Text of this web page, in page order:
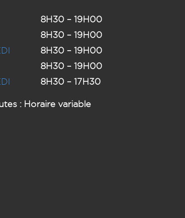
8H30 – 19H00
8H30 – 19H00
8H30 – 19H00
8H30 – 19H00
8H30 – 17H30
: Horaire variable